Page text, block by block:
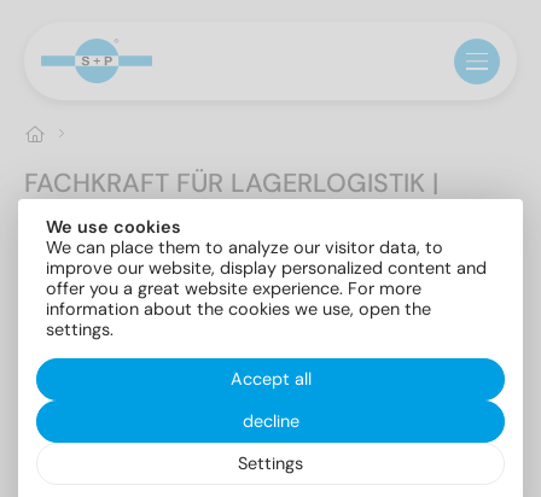
FACHKRAFT FÜR LAGERLOGISTIK |
LAGERIST (m/w/d)
Zur Unterstützung unseres Teams, suchen wir ab
sofort LOGISTIKMITARBEITER (m/w/d) in Vollzeit.
ÜBER UNS
Edelstahlverbindungselementen gewährleisten wir
unseren weltweiten Kunden und
Geschäftspartnern Qualität, Service und kürzeste
We use cookies
We can place them to analyze our visitor data, to
improve our website, display personalized content and
offer you a great website experience. For more
information about the cookies we use, open the
settings.
Accept all
decline
Settings